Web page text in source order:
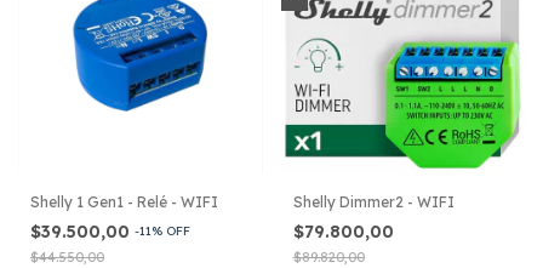
Shelly 1 Gen1 - Relé - WIFI
$39.500,00 -11% OFF
$44.550,00
Shelly Dimmer2 - WIFI
$79.800,00
$89.820,00